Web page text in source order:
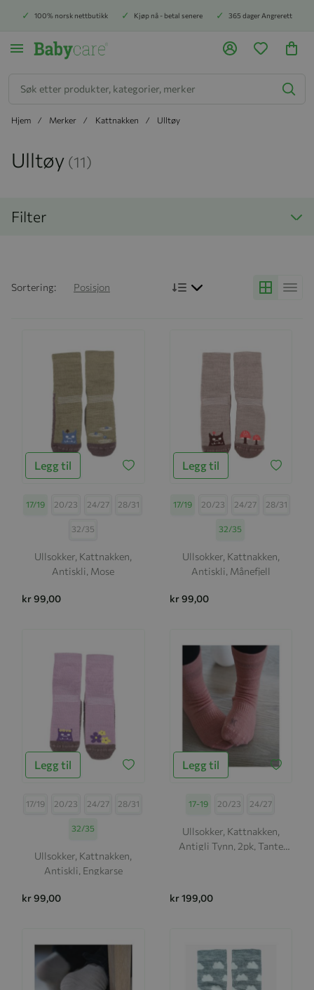
100% norsk nettbutikk Kjøp nå - betal senere 365 dager Angrerett
Hjem Merker Kattnakken Ulltøy
Ulltøy (11)
Sortering: Posisjon Bruk synkende rekkefølge
Grid Liste
Legg til
Størrelse
17/19 20/23 24/27 28/31
32/35
Ullsokker, Kattnakken,
Antiskli, Mose
kr 99,00
Legg til
Størrelse
17/19 20/23 24/27 28/31
32/35
Ullsokker, Kattnakken,
Antiskli, Månefjell
kr 99,00
Legg til
Størrelse
17/19 20/23 24/27 28/31
32/35
Ullsokker, Kattnakken,
Antiskli, Engkarse
kr 99,00
Legg til
Størrelse
17-19 20/23 24/27
Ullsokker, Kattnakken,
Antigli Tynn, 2pk, Tante
kr 199,00
Filter